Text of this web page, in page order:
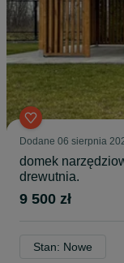
Dodane 06 sierpnia
domek
drewutnia.
9 500 zł
Stan: Nowe